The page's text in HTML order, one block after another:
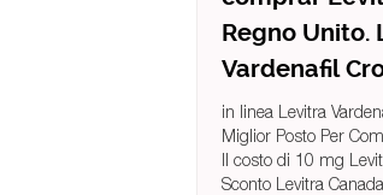
Regno Unito.
Vardenafil
in linea Levitra
Miglior Posto Per
Il costo di 10 mg
Sconto Levitra Canada